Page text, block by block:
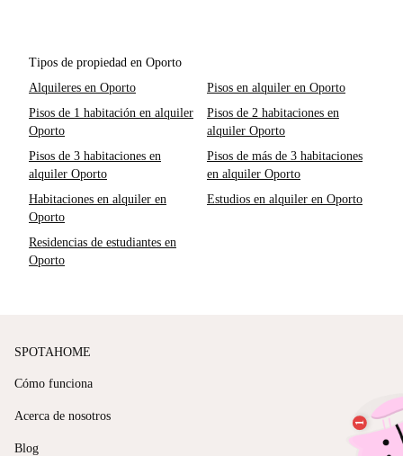
Tipos de propiedad en Oporto
Alquileres en Oporto
Pisos en alquiler en Oporto
Pisos de 1 habitación en alquiler
Oporto
Pisos de 2 habitaciones en
alquiler Oporto
Pisos de 3 habitaciones en
alquiler Oporto
Pisos de más de 3 habitaciones
en alquiler Oporto
Habitaciones en alquiler en
Oporto
Estudios en alquiler en Oporto
Residencias de estudiantes en
Oporto
SPOTAHOME
Cómo funciona
Acerca de nosotros
Blog